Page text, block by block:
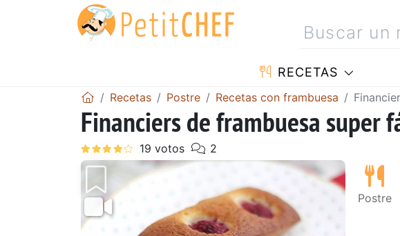
RECETAS
Recetas Postre Recetas con frambuesa
Financiers de frambuesa super
Postre